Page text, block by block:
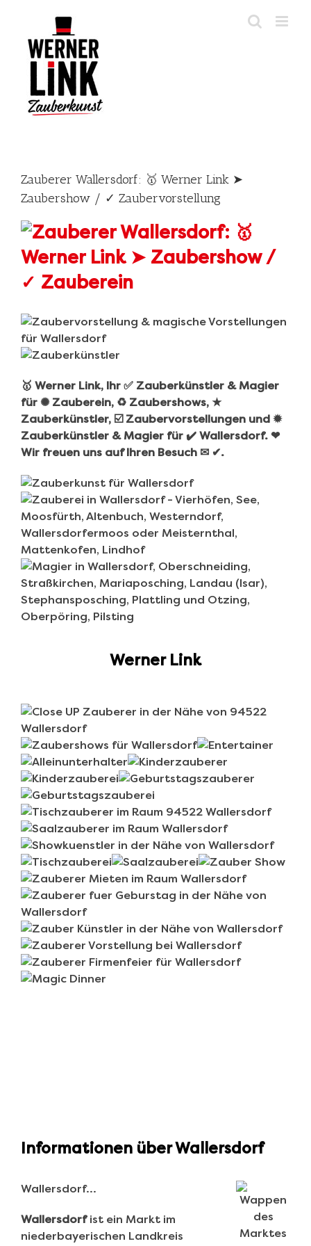
content
Zauberer Wallersdorf: 🥇 Werner Link ➤
Zaubershow / ✓ Zaubervorstellung
🥇 Werner Link, Ihr ✅ Zauberkünstler & Magier
für ✺ Zauberein, ♻ Zaubershows, ★
Zauberkünstler, ☑️ Zaubervorstellungen und ✹
Zauberkünstler & Magier für ✔️ Wallersdorf. ❤
Wir freuen uns auf Ihren Besuch ✉ ✔.
Werner Link
Informationen über Wallersdorf
Wallersdorf…
Wallersdorfist ein Markt im
niederbayerischen Landkreis